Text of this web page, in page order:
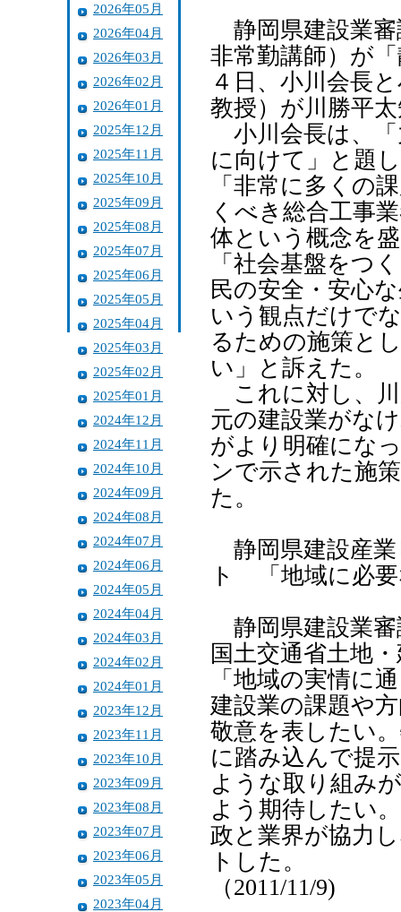
2026年05月
2026年04月
2026年03月
2026年02月
2026年01月
2025年12月
2025年11月
2025年10月
2025年09月
2025年08月
2025年07月
2025年06月
2025年05月
2025年04月
2025年03月
2025年02月
2025年01月
2024年12月
2024年11月
2024年10月
2024年09月
2024年08月
2024年07月
2024年06月
2024年05月
2024年04月
2024年03月
2024年02月
2024年01月
2023年12月
2023年11月
2023年10月
2023年09月
2023年08月
2023年07月
2023年06月
2023年05月
2023年04月
静岡県建設業審
非常勤講師）が
４日、小川会長
教授）が川勝平
小川会長は、「
に向けて」と題
「非常に多くの
くべき総合工事
体という概念を
「社会基盤をつ
民の安全・安心
いう観点だけで
るための施策と
い」と訴えた。
これに対し、川
元の建設業がな
がより明確にな
ンで示された施
た。
静岡県建設産業
ト 「地域に必
静岡県建設業
国土交通省土地
「地域の実情に
建設業の課題や
敬意を表したい
に踏み込んで提
ような取り組み
よう期待したい
政と業界が協力
トした。
（2011/11/9)